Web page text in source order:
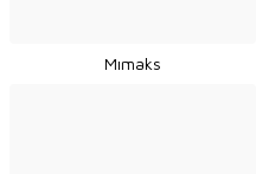
Mımaks